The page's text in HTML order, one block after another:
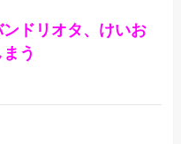
ンドリオタ、けいお
う